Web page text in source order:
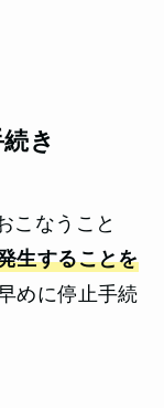
き
こなうこと
生することを
めに停止手続